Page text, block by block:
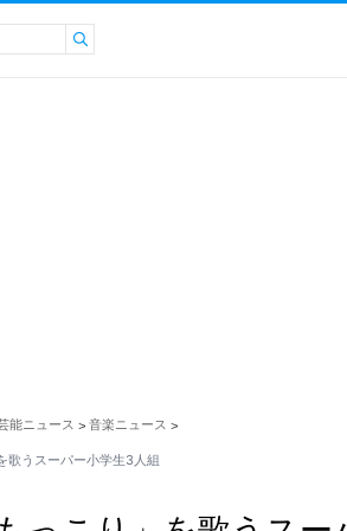
能ニュース > 音楽ニュース >
歌うスーパー小学生3人組